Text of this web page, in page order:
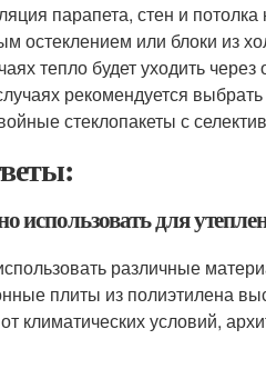
парапета, стен и
остеклением или блоки из
тепло будет уходить
рекомендуется
стеклопакеты с
для
различные
плиты из полиэтилена
климатических условий,